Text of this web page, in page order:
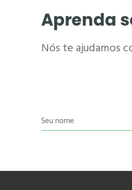
Aprenda
Nós te ajudamos
Seu nome